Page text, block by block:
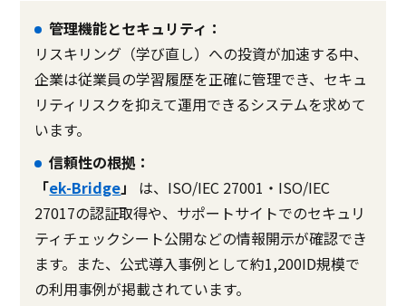
管理機能とセキュリティ：
リスキリング（学び直し）への投資が加速する中、
企業は従業員の学習履歴を正確に管理でき、セキュ
リティリスクを抑えて運用できるシステムを求めて
います。
信頼性の根拠：
「ek-Bridge」 は、ISO/IEC 27001・ISO/IEC
27017の認証取得や、サポートサイトでのセキュリ
ティチェックシート公開などの情報開示が確認でき
ます。また、公式導入事例として約1,200ID規模で
の利用事例が掲載されています。